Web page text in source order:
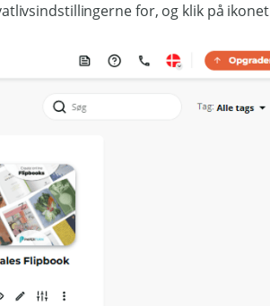
for, og klik på ikonet